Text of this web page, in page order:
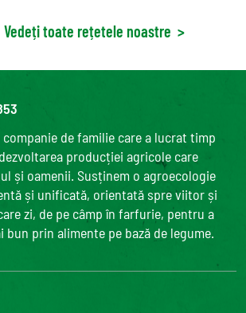
Vedeți toate rețetele noastre >
de familie care a lucrat timp
producției agricole care
și oamenii. Susținem o agroecologie
și unificată, orientată spre viitor și
zi, de pe câmp în farfurie, pentru a
bun prin alimente pe bază de legume.